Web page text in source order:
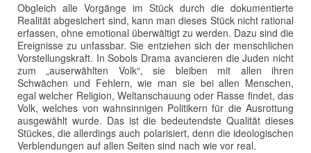
Obgleich alle Vorgänge im Stück durch die dokumentierte
Realität abgesichert sind, kann man dieses Stück nicht rational
erfassen, ohne emotional überwältigt zu werden. Dazu sind die
Ereignisse zu unfassbar. Sie entziehen sich der menschlichen
Vorstellungskraft. In Sobols Drama avancieren die Juden nicht
zum „auserwählten Volk“, sie bleiben mit allen ihren
Schwächen und Fehlern, wie man sie bei allen Menschen,
egal welcher Religion, Weltanschauung oder Rasse findet, das
Volk, welches von wahnsinnigen Politikern für die Ausrottung
ausgewählt wurde. Das ist die bedeutendste Qualität dieses
Stückes, die allerdings auch polarisiert, denn die ideologischen
Verblendungen auf allen Seiten sind nach wie vor real.